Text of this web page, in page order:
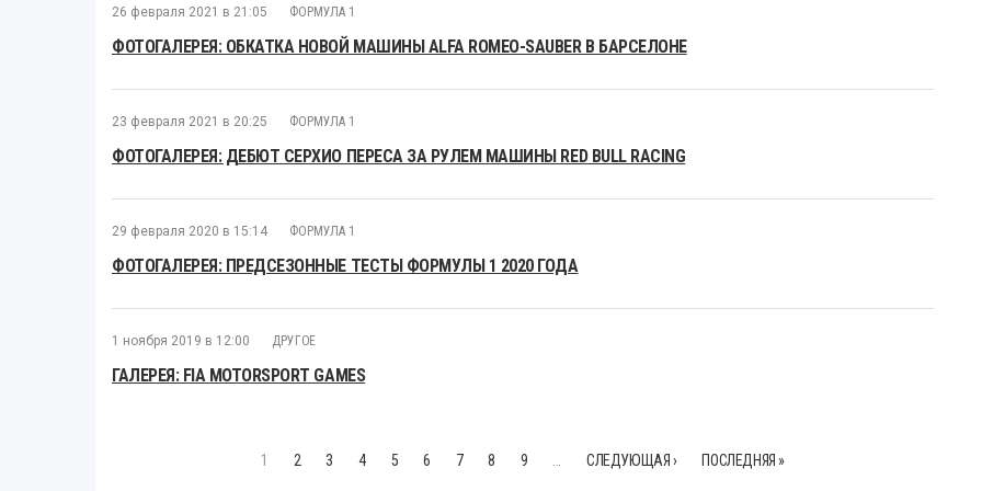
26 февраля 2021 в 21:05 ФОРМУЛА 1
ФОТОГАЛЕРЕЯ: ОБКАТКА НОВОЙ МАШИНЫ ALFA ROMEO-SAUBER В БАРСЕЛОНЕ
23 февраля 2021 в 20:25 ФОРМУЛА 1
ФОТОГАЛЕРЕЯ: ДЕБЮТ СЕРХИО ПЕРЕСА ЗА РУЛЕМ МАШИНЫ RED BULL RACING
29 февраля 2020 в 15:14 ФОРМУЛА 1
ФОТОГАЛЕРЕЯ: ПРЕДСЕЗОННЫЕ ТЕСТЫ ФОРМУЛЫ 1 2020 ГОДА
1 ноября 2019 в 12:00 ДРУГОЕ
ГАЛЕРЕЯ: FIA MOTORSPORT GAMES
1 2 3 4 5 6 7 8 9 СЛЕДУЮЩАЯ › ПОСЛЕДНЯЯ »